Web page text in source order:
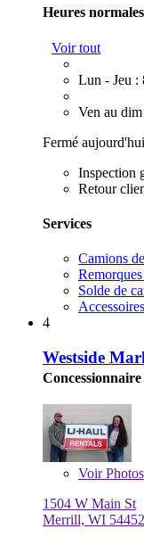
Heures normales
Voir tout
Lun - Jeu :
Ven au
Fermé aujourd'hui
Inspection
Retour
Services
Camions
Solde de
4
Westside
VoirPhotos
1504 W Main St
Merrill, WI 54452